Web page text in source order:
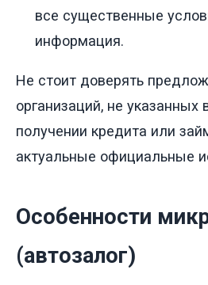
все существенные
информация.
Не стоит доверять
организаций, не
получении кредита или
актуальные официальные
Особенности
(автозалог)